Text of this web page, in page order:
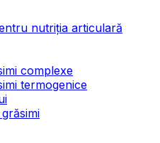
nutriția articulară
complexe
termogenice